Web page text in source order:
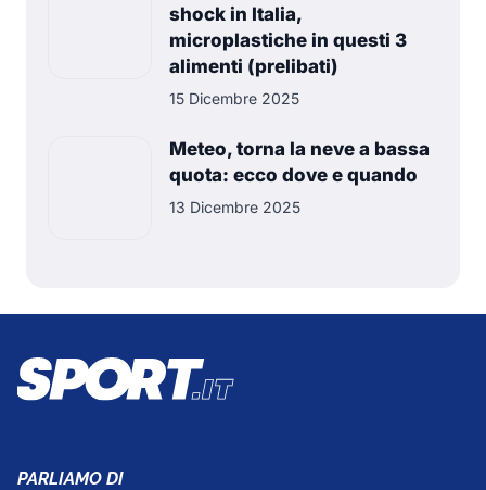
shock in Italia,
microplastiche in questi 3
alimenti (prelibati)
15 Dicembre 2025
Meteo, torna la neve a bassa
quota: ecco dove e quando
13 Dicembre 2025
PARLIAMO DI